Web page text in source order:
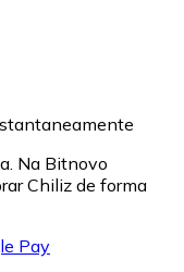
Na Bitnovo
Chiliz de forma
Pay